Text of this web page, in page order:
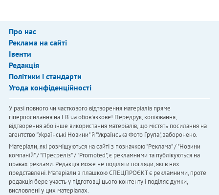
Про нас
Реклама на сайті
Івенти
Редакція
Політики і стандарти
Угода конфіденційності
У разі повного чи часткового відтворення матеріалів пряме
гіперпосилання на LB.ua обов'язкове! Передрук, копіювання,
відтворення або інше використання матеріалів, що містять посилання на
агентство "Українськi Новини" й "Українська Фото Група", заборонено.
Матеріали, які розміщуються на сайті з позначкою "Реклама" / "Новини
компаній" / "Пресреліз" / "Promoted", є рекламними та публікуються на
правах реклами. Редакція може не поділяти погляди, які в них
представлені. Матеріали з плашкою СПЕЦПРОЄКТ є рекламними, проте
редакція бере участь у підготовці цього контенту і поділяє думки,
висловлені у цих матеріалах.